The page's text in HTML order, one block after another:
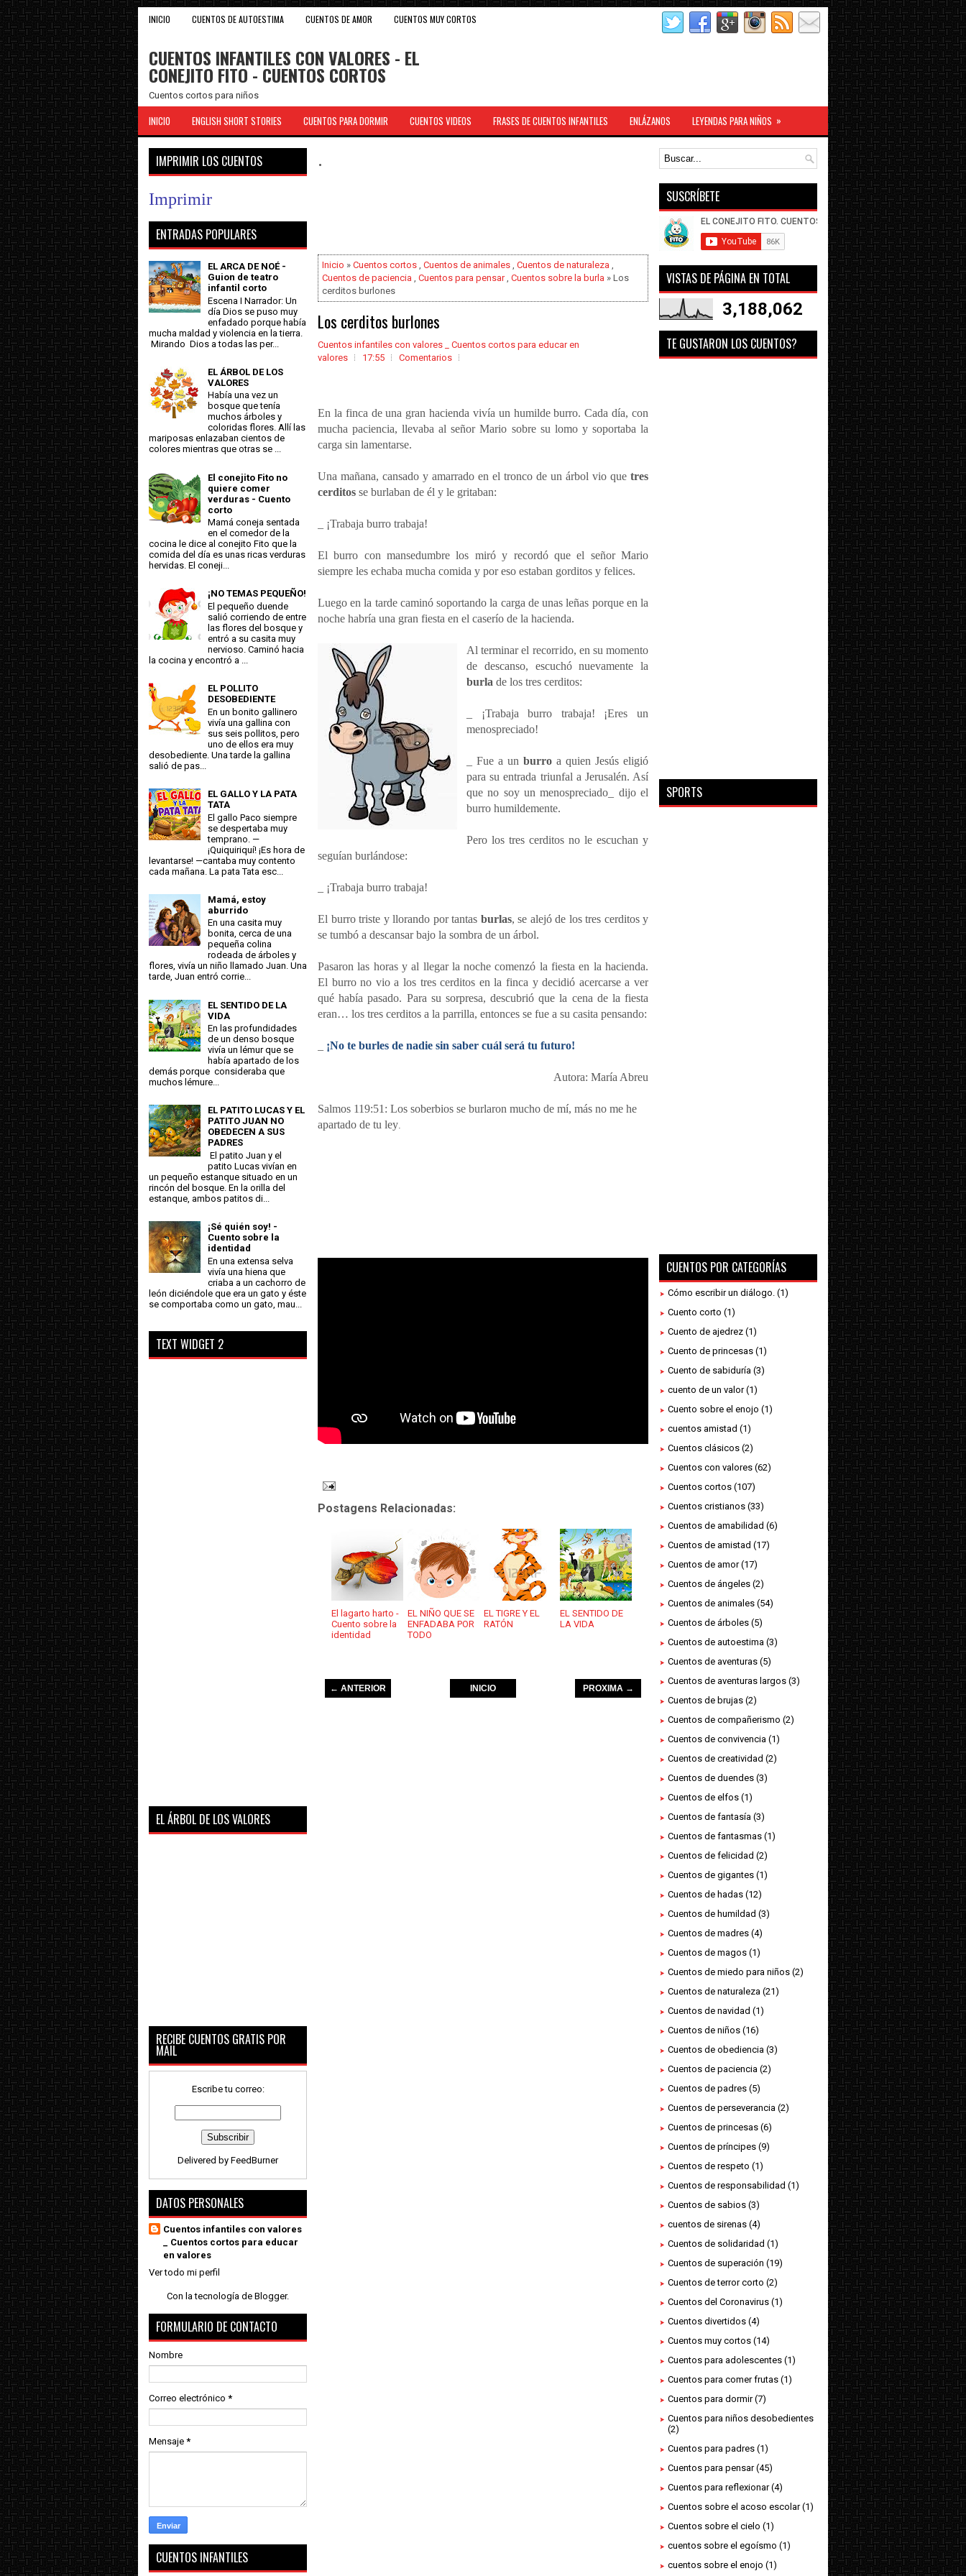
INICIO CUENTOS DE AUTOESTIMA CUENTOS DE AMOR CUENTOS MUY CORTOS
CUENTOS INFANTILES CON VALORES - EL
CONEJITO FITO - CUENTOS CORTOS
Cuentos cortos para niños
INICIO ENGLISH SHORT STORIES CUENTOS PARA DORMIR CUENTOS VIDEOS FRASES DE CUENTOS INFANTILES ENLÁZANOS LEYENDAS PARA NIÑOS »
.
Inicio » Cuentos cortos , Cuentos de animales , Cuentos de naturaleza ,
Cuentos de paciencia , Cuentos para pensar, Cuentos sobre la burla » Los
cerditos burlones
Los cerditos burlones
Cuentos infantiles con valores _ Cuentos cortos para educar en
valores
17:55 Comentarios
En la finca de una gran hacienda vivía un humilde burro. Cada día, con
mucha paciencia, llevaba al señor Mario sobre su lomo y soportaba la
carga sin lamentarse.
Una mañana, cansado y amarrado en el tronco de un árbol vio que tres
cerditos se burlaban de él y le gritaban:
_ ¡Trabaja burro trabaja!
El burro con mansedumbre los miró y recordó que el señor Mario
siempre les echaba mucha comida y por eso estaban gorditos y felices.
Luego en la tarde caminó soportando la carga de unas leñas porque en la
noche habría una gran fiesta en el caserío de la hacienda.
Al terminar el recorrido, en su momento
de descanso, escuchó nuevamente la
burla de los tres cerditos:
_ ¡Trabaja burro trabaja! ¡Eres un
menospreciado!
_ Fue a un burro a quien Jesús eligió
para su entrada triunfal a Jerusalén. Así
que no soy un menospreciado_ dijo el
burro humildemente.
Pero los tres cerditos no le escuchan y
seguían burlándose:
_ ¡Trabaja burro trabaja!
El burro triste y llorando por tantas burlas, se alejó de los tres cerditos y
se tumbó a descansar bajo la sombra de un árbol.
Pasaron las horas y al llegar la noche comenzó la fiesta en la hacienda.
El burro no vio a los tres cerditos en la finca y decidió acercarse a ver
qué había pasado. Para su sorpresa, descubrió que la cena de la fiesta
eran… los tres cerditos a la parrilla, entonces se fue a su casita pensando:
¡No te burles de nadie sin saber cuál será tu futuro!
Autora: María Abreu
Salmos 119:51: Los soberbios se burlaron mucho de mí, más no me he
apartado de tu ley.
Postagens Relacionadas:
El lagarto harto -
Cuento sobre la
identidad
EL NIÑO QUE SE
ENFADABA POR
TODO
EL TIGRE Y EL
RATÓN
EL SENTIDO DE
LA VIDA
← ANTERIOR PROXIMA →
INICIO
IMPRIMIR LOS CUENTOS
Imprimir
ENTRADAS POPULARES
EL ARCA DE NOÉ -
Guion de teatro
infantil corto
Escena I Narrador: Un
día Dios se puso muy
enfadado porque había
mucha maldad y violencia en la tierra.
Mirando Dios a todas las per...
EL ÁRBOL DE LOS
VALORES
Había una vez un
bosque que tenía
muchos árboles y
coloridas flores. Allí las
mariposas enlazaban cientos de
colores mientras que otras se ...
El conejito Fito no
quiere comer
verduras - Cuento
corto
Mamá coneja sentada
en el comedor de la
cocina le dice al conejito Fito que la
comida del día es unas ricas verduras
hervidas. El coneji...
¡NO TEMAS PEQUEÑO!
El pequeño duende
salió corriendo de entre
las flores del bosque y
entró a su casita muy
nervioso. Caminó hacia
la cocina y encontró a ...
EL POLLITO
DESOBEDIENTE
En un bonito gallinero
vivía una gallina con
sus seis pollitos, pero
uno de ellos era muy
desobediente. Una tarde la gallina
salió de pas...
EL GALLO Y LA PATA
TATA
El gallo Paco siempre
se despertaba muy
temprano. —
¡Quiquiriquí! ¡Es hora de
levantarse! —cantaba muy contento
cada mañana. La pata Tata esc...
Mamá, estoy
aburrido
En una casita muy
bonita, cerca de una
pequeña colina
rodeada de árboles y
flores, vivía un niño llamado Juan. Una
tarde, Juan entró corrie...
EL SENTIDO DE LA
VIDA
En las profundidades
de un denso bosque
vivía un lémur que se
había apartado de los
demás porque consideraba que
muchos lémure...
EL PATITO LUCAS Y EL
PATITO JUAN NO
OBEDECEN A SUS
PADRES
El patito Juan y el
patito Lucas vivían en
un pequeño estanque situado en un
rincón del bosque. En la orilla del
estanque, ambos patitos di...
¡Sé quién soy! -
Cuento sobre la
identidad
En una extensa selva
vivía una hiena que
criaba a un cachorro de
león diciéndole que era un gato y éste
se comportaba como un gato, mau...
TEXT WIDGET 2
EL ÁRBOL DE LOS VALORES
RECIBE CUENTOS GRATIS POR
MAIL
Escribe tu correo:
Delivered by FeedBurner
DATOS PERSONALES
Cuentos infantiles con valores
_ Cuentos cortos para educar
en valores
Ver todo mi perfil
Con la tecnología de Blogger.
FORMULARIO DE CONTACTO
Nombre
Correo electrónico *
Mensaje *
CUENTOS INFANTILES
SUSCRÍBETE
VISTAS DE PÁGINA EN TOTAL
3,188,062
TE GUSTARON LOS CUENTOS?
SPORTS
CUENTOS POR CATEGORÍAS
Cómo escribir un diálogo. (1)
Cuento corto (1)
Cuento de ajedrez (1)
Cuento de princesas (1)
Cuento de sabiduría (3)
cuento de un valor (1)
Cuento sobre el enojo (1)
cuentos amistad (1)
Cuentos clásicos (2)
Cuentos con valores (62)
Cuentos cortos (107)
Cuentos cristianos (33)
Cuentos de amabilidad (6)
Cuentos de amistad (17)
Cuentos de amor (17)
Cuentos de ángeles (2)
Cuentos de animales (54)
Cuentos de árboles (5)
Cuentos de autoestima (3)
Cuentos de aventuras (5)
Cuentos de aventuras largos (3)
Cuentos de brujas (2)
Cuentos de compañerismo (2)
Cuentos de convivencia (1)
Cuentos de creatividad (2)
Cuentos de duendes (3)
Cuentos de elfos (1)
Cuentos de fantasía (3)
Cuentos de fantasmas (1)
Cuentos de felicidad (2)
Cuentos de gigantes (1)
Cuentos de hadas (12)
Cuentos de humildad (3)
Cuentos de madres (4)
Cuentos de magos (1)
Cuentos de miedo para niños (2)
Cuentos de naturaleza (21)
Cuentos de navidad (1)
Cuentos de niños (16)
Cuentos de obediencia (3)
Cuentos de paciencia (2)
Cuentos de padres (5)
Cuentos de perseverancia (2)
Cuentos de princesas (6)
Cuentos de príncipes (9)
Cuentos de respeto (1)
Cuentos de responsabilidad (1)
Cuentos de sabios (3)
cuentos de sirenas (4)
Cuentos de solidaridad (1)
Cuentos de superación (19)
Cuentos de terror corto (2)
Cuentos del Coronavirus (1)
Cuentos divertidos (4)
Cuentos muy cortos (14)
Cuentos para adolescentes (1)
Cuentos para comer frutas (1)
Cuentos para dormir (7)
Cuentos para niños desobedientes
(2)
Cuentos para padres (1)
Cuentos para pensar (45)
Cuentos para reflexionar (4)
Cuentos sobre el acoso escolar (1)
Cuentos sobre el cielo (1)
cuentos sobre el egoísmo (1)
cuentos sobre el enojo (1)